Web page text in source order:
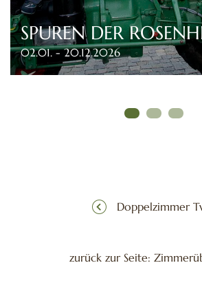
SPUREN DER
02.01. - 20.12.2026
Doppelzimmer
zurück zur Seite: